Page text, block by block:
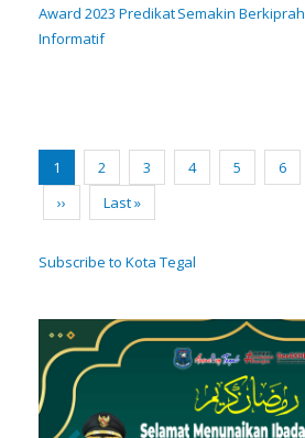
Award 2023 Predikat
Informatif
Semakin Berkiprah
Pagination
Current
page
1 Page
2 Page
3 Page
4 Page
5 Page
6
Next
page
››
Last
page
Last »
Subscribe to Kota Tegal